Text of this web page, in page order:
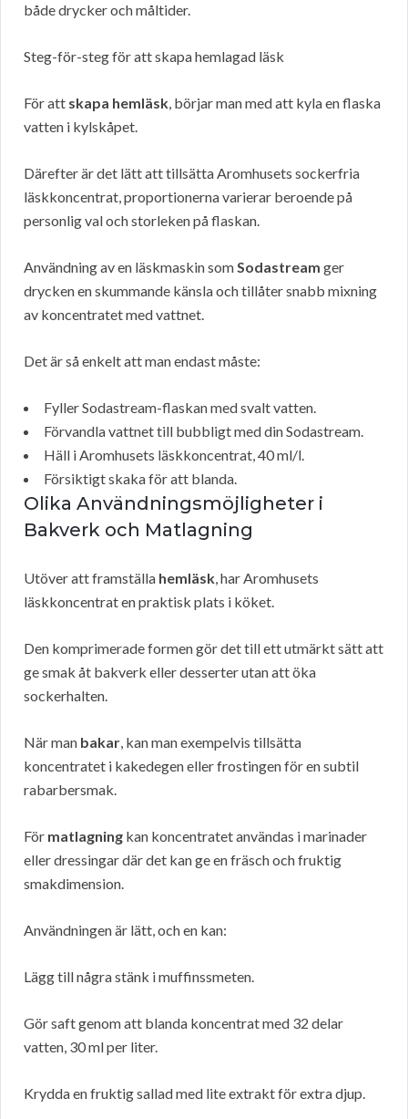
både drycker och måltider.
Steg-för-steg för att skapa hemlagad läsk
För att skapa hemläsk, börjar man med att kyla en flaska
vatten i kylskåpet.
Därefter är det lätt att tillsätta Aromhusets sockerfria
läskkoncentrat, proportionerna varierar beroende på
personlig val och storleken på flaskan.
Användning av en läskmaskin somSodastream ger
drycken en skummande känsla och tillåter snabb mixning
av koncentratet med vattnet.
Det är så enkelt att man endast måste:
Fyller Sodastream-flaskan med svalt vatten.
Förvandla vattnet till bubbligt med din Sodastream.
Häll i Aromhusets läskkoncentrat, 40 ml/l.
Försiktigt skaka för att blanda.
Olika Användningsmöjligheter i
Bakverk och Matlagning
Utöver att framställa hemläsk, har Aromhusets
läskkoncentrat en praktisk plats i köket.
Den komprimerade formen gör det till ett utmärkt sätt att
ge smak åt bakverk eller desserter utan att öka
sockerhalten.
När man bakar, kan man exempelvis tillsätta
koncentratet i kakedegen eller frostingen för en subtil
rabarbersmak.
För matlagning kan koncentratet användas i marinader
eller dressingar där det kan ge en fräsch och fruktig
smakdimension.
Användningen är lätt, och en kan:
Lägg till några stänk i muffinssmeten.
Gör saft genom att blanda koncentrat med 32 delar
vatten, 30 ml per liter.
Krydda en fruktig sallad med lite extrakt för extra djup.